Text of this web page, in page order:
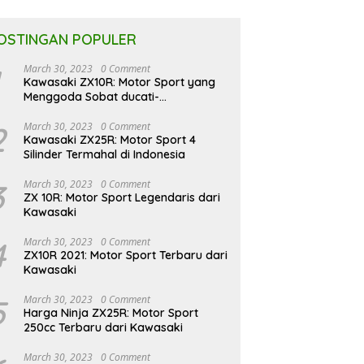
POPULER
March 30, 2023 0 Comment
Kawasaki ZX10R: Motor Sport yang
Menggoda Sobat ducati-
March 30, 2023 0 Comment
Kawasaki ZX25R: Motor Sport 4
Silinder Termahal di Indonesia
March 30, 2023 0 Comment
ZX 10R: Motor Sport Legendaris dari
Kawasaki
March 30, 2023 0 Comment
ZX10R 2021: Motor Sport Terbaru dari
Kawasaki
March 30, 2023 0 Comment
Harga Ninja ZX25R: Motor Sport
250cc Terbaru dari Kawasaki
March 30, 2023 0 Comment